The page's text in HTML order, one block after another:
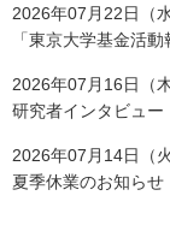
2026年07月22日（水
「東京大学基金活
2026年07月16日（木
研究者インタビュ
2026年07月14日（火
夏季休業のお知らせ